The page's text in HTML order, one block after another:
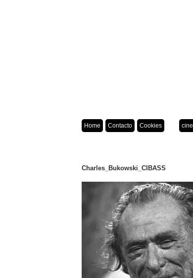
Home Contacto Cookies cine
Charles_Bukowski_CIBASS